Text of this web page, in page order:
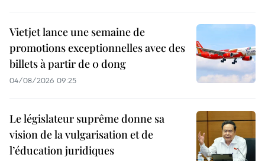
Vietjet lance une semaine de
promotions exceptionnelles avec des
billets à partir de 0 dong
04/08/2026 09:25
Le législateur suprême donne sa
vision de la vulgarisation et de
l’éducation juridiques